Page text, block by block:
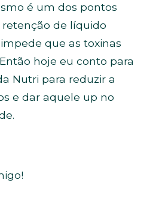
é um dos pontos
de líquido
que as toxinas
hoje eu conto para
Nutri para reduzir a
e dar aquele up no